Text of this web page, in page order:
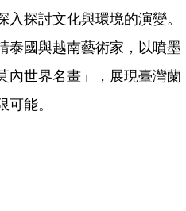
入探討文化與環境的演變。
泰國與越南藝術家，以噴墨
內世界名畫」，展現臺灣蘭
能。